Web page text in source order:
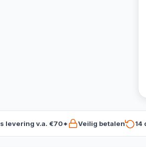
levering v.a. €70* Veilig betalen 14